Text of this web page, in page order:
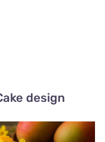
design